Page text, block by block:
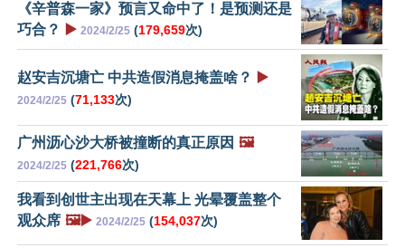
《辛普森一家》预言又命中了！是预测还是
巧合？
▶️ 2024/2/25 (179,659次)
赵安吉沉塘亡 中共造假消息掩盖啥？ ▶️
2024/2/25 (71,133次)
广州沥心沙大桥被撞断的真正原因 🖼️
2024/2/25 (221,766次)
我看到创世主出现在天幕上 光晕覆盖整个
观众席 🖼️▶️ 2024/2/25 (154,037次)